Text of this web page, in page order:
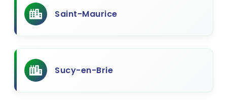
Saint-Maurice
Sucy-en-Brie